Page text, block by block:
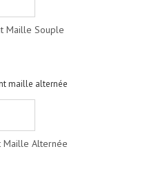
Maille Souple
Maille Alternée